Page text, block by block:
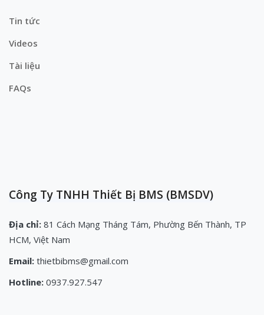
Tin tức
Videos
Tài liệu
FAQs
Công Ty TNHH Thiết Bị BMS (BMSDV)
Địa chỉ: 81 Cách Mạng Tháng Tám, Phường Bến Thành, TP
HCM, Việt Nam
Email: thietbibms@gmail.com
Hotline: 0937.927.547